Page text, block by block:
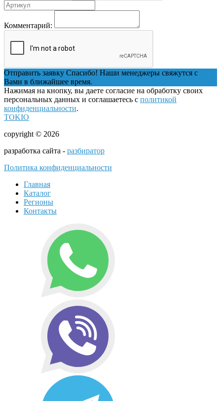
Комментарий:
Отправить заявку Спасибо! Наши менеджеры свяжутся с
Вами в ближайшее время.
Нажимая на кнопку, вы даете согласие на обработку своих
персональных данных и соглашаетесь с политикой
конфиденциальности.
TOKIO
copyright © 2026
разработка сайта - разбиратор
Политика конфиденциальности
Главная
Каталог
Регионы
Контакты